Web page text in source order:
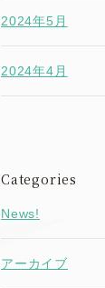
2024年5月
2024年4月
Categories
News!
アーカイブ